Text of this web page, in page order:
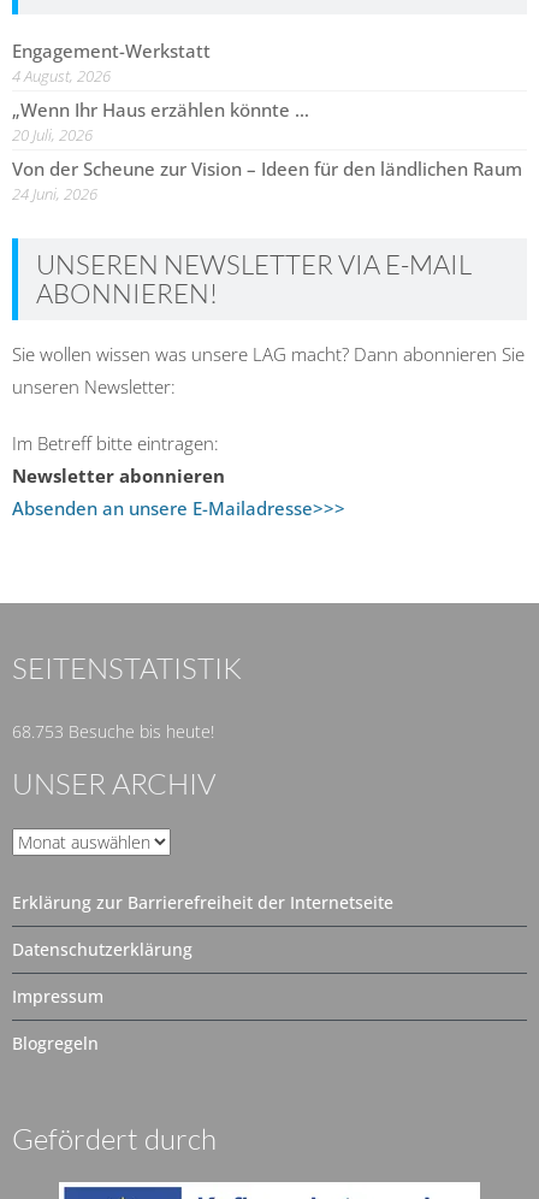
Engagement-Werkstatt
4 August, 2026
„Wenn Ihr Haus erzählen könnte …
20 Juli, 2026
Von der Scheune zur Vision – Ideen für den ländlichen Raum
24 Juni, 2026
UNSEREN NEWSLETTER VIA E-MAIL
ABONNIEREN!
Sie wollen wissen was unsere LAG macht? Dann abonnieren Sie
unseren Newsletter:
Im Betreff bitte eintragen:
Newsletter abonnieren
Absenden an unsere E-Mailadresse>>>
SEITENSTATISTIK
68.753 Besuche bis heute!
UNSER ARCHIV
Unser
Erklärung zur Barrierefreiheit der Internetseite
Datenschutzerklärung
Impressum
Blogregeln
Gefördert durch